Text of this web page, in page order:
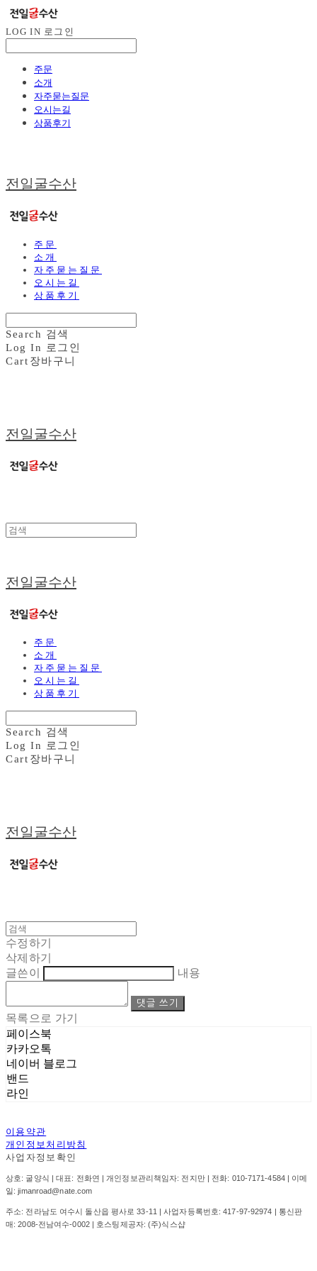
LOG IN 로그인
주문
소개
자주묻는질문
오시는길
상품후기
전일굴수산
주문
소개
자주묻는질문
오시는길
상품후기
Search 검색
Log In
로그인
Cart 장바구니
전일굴수산
전일굴수산
주문
소개
자주묻는질문
오시는길
상품후기
Search 검색
Log In 로그인
Cart 장바구니
전일굴수산
수정하기
삭제하기
글쓴이
내용
댓글 쓰기
목록으로 가기
페이스북
카카오톡
네이버 블로그
밴드
라인
이용약관
개인정보처리방침
사업자정보확인
상호: 굴양식 | 대표: 전화연 | 개인정보관리책임자: 전지만 | 전화: 010-7171-4584 | 이메
일: jimanroad@nate.com
주소: 전라남도 여수시 돌산읍 평사로 33-11 | 사업자등록번호:417-97-92974 | 통신판
매:2008-전남여수-0002| 호스팅제공자: (주)식스샵